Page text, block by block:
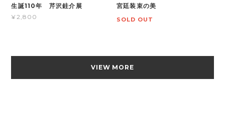
生誕110年 芹沢銈介展
¥2,800
宮廷装束の美
SOLD OUT
VIEW MORE